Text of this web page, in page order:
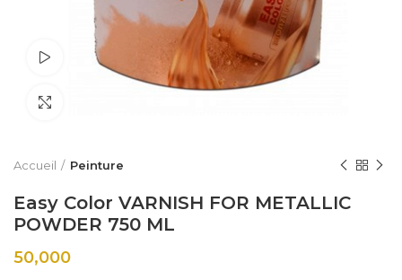
Watch video
Accueil Peinture
Easy Color VARNISH FOR METALLIC
POWDER 750 ML
50,000